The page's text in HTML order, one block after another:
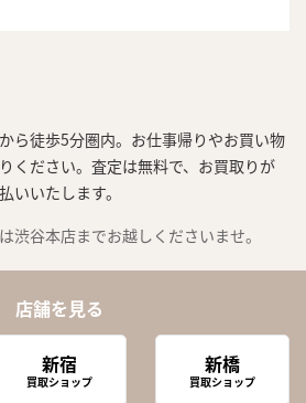
ら徒歩5分圏内。お仕事帰りやお買い物
ください。査定は無料で、お買取りが
いいたします。
谷本店までお越しくださいませ。
店舗を見る
新宿
買取ショップ
新橋
買取ショップ